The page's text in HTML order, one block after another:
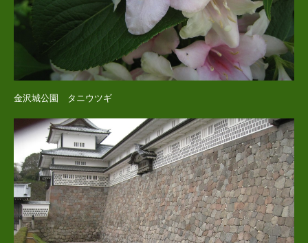
金沢城公園 タニウツギ